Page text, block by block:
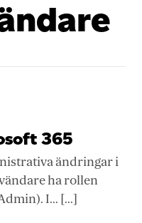
365
ändringar i
ha rollen
I... [...]